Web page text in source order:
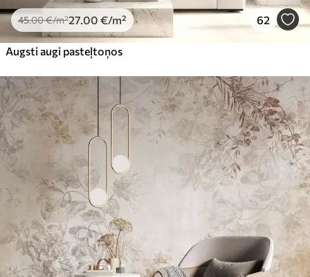
45.00€/m²27 .00 €/m² 62
Augsti augi pasteļtoņos